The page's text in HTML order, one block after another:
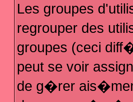
Les groupes
regrouper des
groupes (ceci
peut se voir
de g�rer